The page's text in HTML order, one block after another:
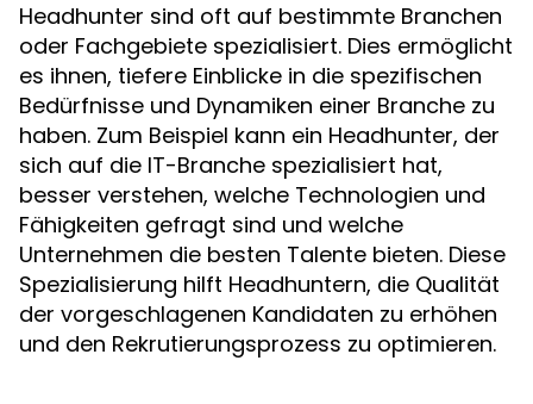
Headhunter sind oft auf bestimmte Branchen
oder Fachgebiete spezialisiert. Dies ermöglicht
es ihnen, tiefere Einblicke in die spezifischen
Bedürfnisse und Dynamiken einer Branche zu
haben. Zum Beispiel kann ein Headhunter, der
sich auf die IT-Branche spezialisiert hat,
besser verstehen, welche Technologien und
Fähigkeiten gefragt sind und welche
Unternehmen die besten Talente bieten. Diese
Spezialisierung hilft Headhuntern, die Qualität
der vorgeschlagenen Kandidaten zu erhöhen
und den Rekrutierungsprozess zu optimieren.